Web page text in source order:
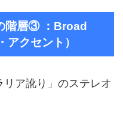
階層③ ：Broad
クセント）
ア訛り」のステレオ